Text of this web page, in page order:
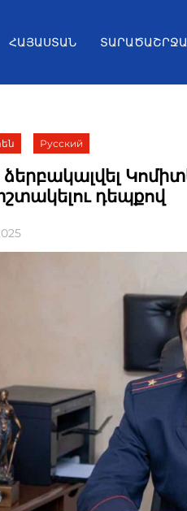
ՀԱՅԱՍՏԱՆ
Русский
ձերբակալվել
դեպքով